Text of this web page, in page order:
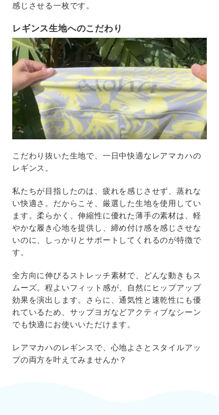
感じさせる一枚です。
レギンス生地へのこだわり
こだわり抜いた生地で、一日中快適なレアマカハの
レギンス。
私たちが目指したのは、疲れを感じさせず、蒸れな
い快適さ。だからこそ、厳選した生地を使用してい
ます。柔らかく、伸縮性に優れた薄手の素材は、軽
やかな履き心地を提供し、締め付け感を感じさせな
いのに、しっかりとサポートしてくれるのが特徴で
す。
全方向に伸びるストレッチ素材で、どんな動きもス
ムーズ。程よいフィット感が、自然にヒップアップ
効果を演出します。さらに、通気性と速乾性にも優
れているため、サップヨガなどアクティブなシーン
でも快適にお使いいただけます。
レアマカハのレギンスで、心地よさとスタイルアッ
プの両方を叶えてみませんか？